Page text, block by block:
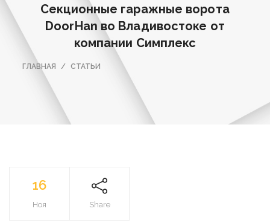
Секционные гаражные ворота
DoorHan во Владивостоке от
компании Симплекс
ГЛАВНАЯ СТАТЬИ
16
Ноя Share